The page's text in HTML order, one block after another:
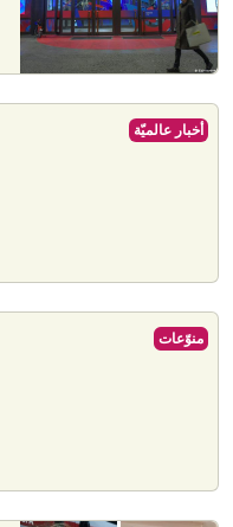
أخبار عالميّة
منوّعات